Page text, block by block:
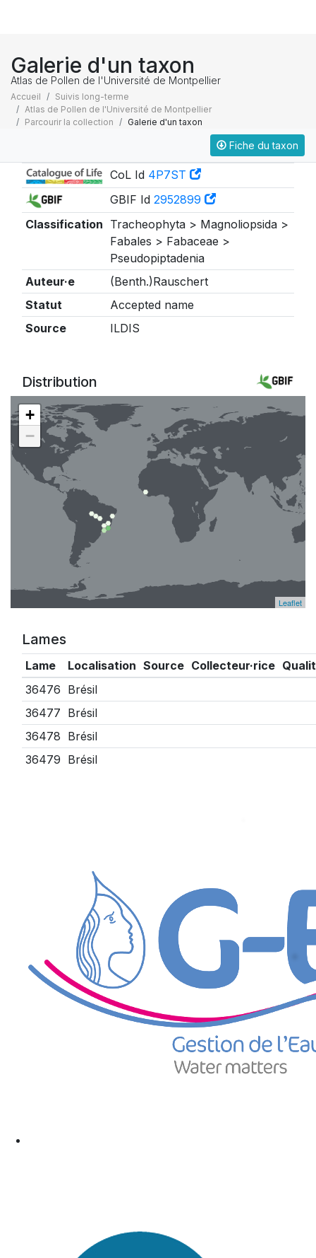
Galerie d'un taxon
Atlas de Pollen de l'Université de Montpellier
Accueil
Suivis long-terme
Atlas de Pollen de l'Université de Montpellier
Parcourir la collection
Galerie d'un taxon
Fiche du taxon
CoL Id 4P7ST
GBIF Id 2952899
Classification Tracheophyta > Magnoliopsida >
Fabales > Fabaceae >
Pseudopiptadenia
Auteur·e
(Benth.)Rauschert
Statut
Accepted name
Source
ILDIS
Distribution
+
−
Leaflet
Lames
Lame Localisation Source Collecteur·rice
36476 Brésil
36477 Brésil
36478 Brésil
36479 Brésil